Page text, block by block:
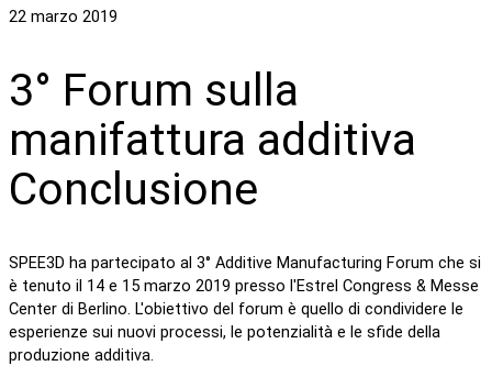
22 marzo 2019
3° Forum sulla
manifattura additiva
Conclusione
SPEE3D ha partecipato al 3° Additive Manufacturing Forum che si
è tenuto il 14 e 15 marzo 2019 presso l'Estrel Congress & Messe
Center di Berlino. L'obiettivo del forum è quello di condividere le
esperienze sui nuovi processi, le potenzialità e le sfide della
produzione additiva.